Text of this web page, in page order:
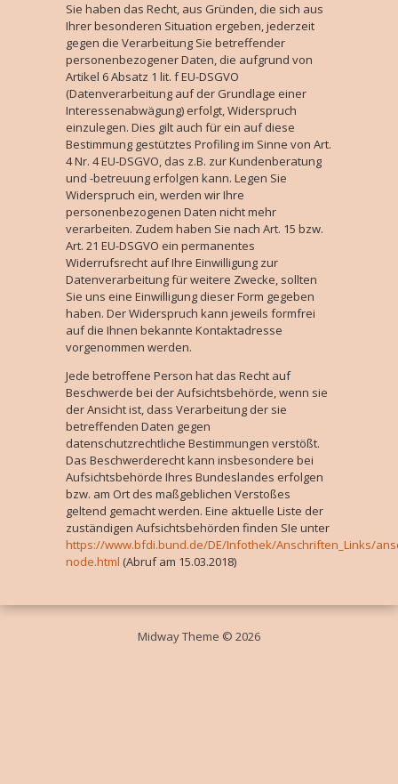
Sie haben das Recht, aus Gründen, die sich aus
Ihrer besonderen Situation ergeben, jederzeit
gegen die Verarbeitung Sie betreffender
personenbezogener Daten, die aufgrund von
Artikel 6 Absatz 1 lit. f EU-DSGVO
(Datenverarbeitung auf der Grundlage einer
Interessenabwägung) erfolgt, Widerspruch
einzulegen. Dies gilt auch für ein auf diese
Bestimmung gestütztes Profiling im Sinne von Art.
4 Nr. 4 EU-DSGVO, das z.B. zur Kundenberatung
und -betreuung erfolgen kann. Legen Sie
Widerspruch ein, werden wir Ihre
personenbezogenen Daten nicht mehr
verarbeiten. Zudem haben Sie nach Art. 15 bzw.
Art. 21 EU-DSGVO ein permanentes
Widerrufsrecht auf Ihre Einwilligung zur
Datenverarbeitung für weitere Zwecke, sollten
Sie uns eine Einwilligung dieser Form gegeben
haben. Der Widerspruch kann jeweils formfrei
auf die Ihnen bekannte Kontaktadresse
vorgenommen werden.
Jede betroffene Person hat das Recht auf
Beschwerde bei der Aufsichtsbehörde, wenn sie
der Ansicht ist, dass Verarbeitung der sie
betreffenden Daten gegen
datenschutzrechtliche Bestimmungen verstößt.
Das Beschwerderecht kann insbesondere bei
Aufsichtsbehörde Ihres Bundeslandes erfolgen
bzw. am Ort des maßgeblichen Verstoßes
geltend gemacht werden. Eine aktuelle Liste der
zuständigen Aufsichtsbehörden finden SIe unter
https://www.bfdi.bund.de/DE/Infothek/Anschriften_Links/
node.html (Abruf am 15.03.2018)
Midway Theme © 2026